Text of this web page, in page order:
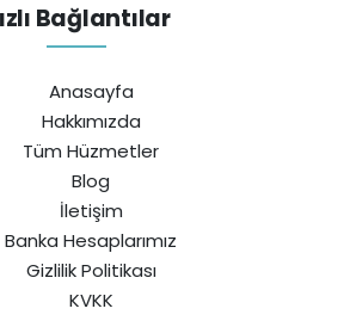
Bağlantılar
Anasayfa
Hakkımızda
Tüm Hüzmetler
Blog
İletişim
Banka Hesaplarımız
Gizlilik Politikası
KVKK